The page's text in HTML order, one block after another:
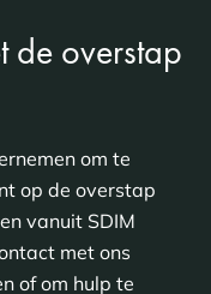
de overstap
om te
op de overstap
vanuit SDIM
met ons
of om hulp te